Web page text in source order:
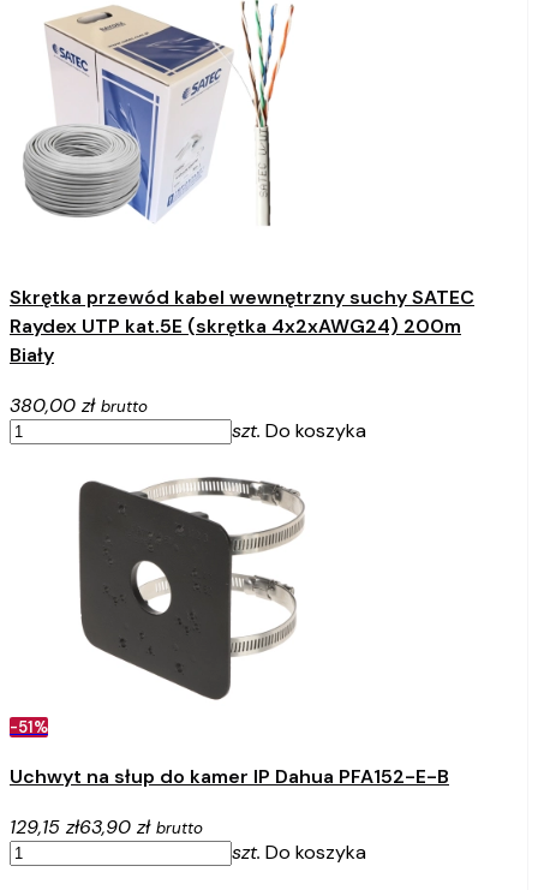
Skrętka przewód kabel wewnętrzny suchy SATEC
Raydex UTP kat.5E (skrętka 4x2xAWG24) 200m
Biały
380,00 zł brutto
szt. Do koszyka
-51%
Uchwyt na słup do kamer IP Dahua PFA152-E-B
129,15 zł63,90 zł brutto
szt. Do koszyka